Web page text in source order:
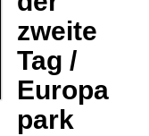
zweite
Tag /
Europa
park